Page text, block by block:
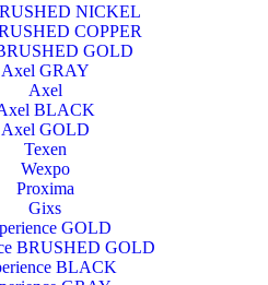
NICKEL
COPPER
GOLD
Axel GRAY
Axel
BLACK
Axel GOLD
Texen
Wexpo
Proxima
Gixs
GOLD
BRUSHED GOLD
BLACK